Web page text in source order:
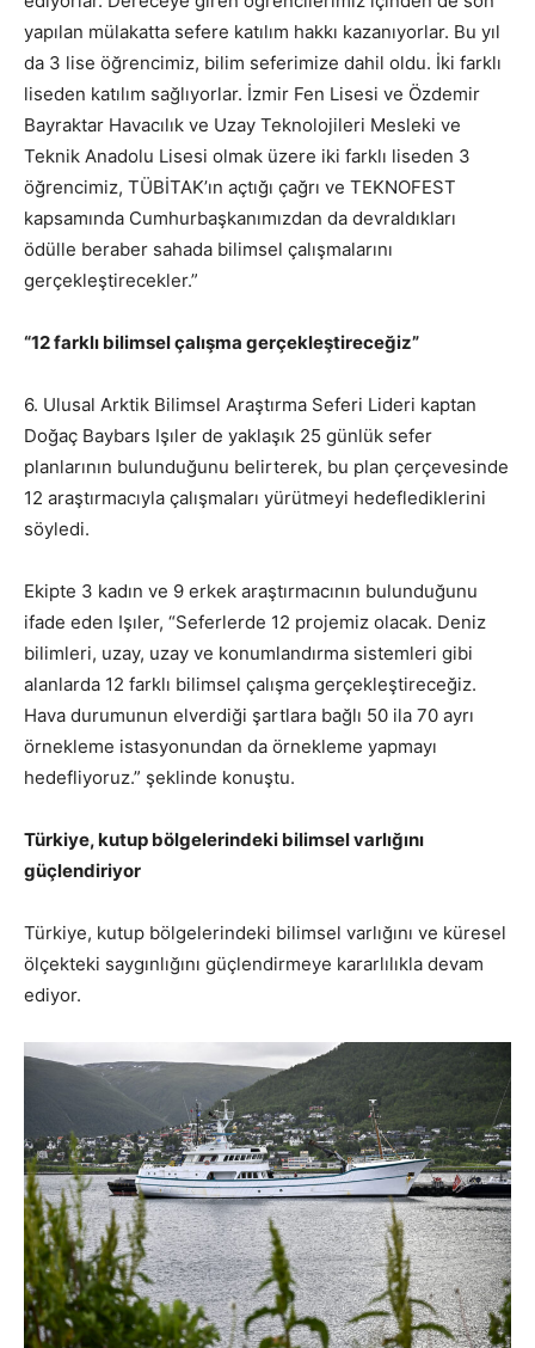
yapılan mülakatta sefere katılım hakkı kazanıyorlar. Bu yıl
da 3 lise öğrencimiz, bilim seferimize dahil oldu. İki farklı
liseden katılım sağlıyorlar. İzmir Fen Lisesi ve Özdemir
Bayraktar Havacılık ve Uzay Teknolojileri Mesleki ve
Teknik Anadolu Lisesi olmak üzere iki farklı liseden 3
öğrencimiz, TÜBİTAK’ın açtığı çağrı ve TEKNOFEST
kapsamında Cumhurbaşkanımızdan da devraldıkları
ödülle beraber sahada bilimsel çalışmalarını
gerçekleştirecekler.”
“12 farklı bilimsel çalışma gerçekleştireceğiz”
6. Ulusal Arktik Bilimsel Araştırma Seferi Lideri kaptan
Doğaç Baybars Işıler de yaklaşık 25 günlük sefer
planlarının bulunduğunu belirterek, bu plan çerçevesinde
12 araştırmacıyla çalışmaları yürütmeyi hedeflediklerini
söyledi.
Ekipte 3 kadın ve 9 erkek araştırmacının bulunduğunu
ifade eden Işıler, “Seferlerde 12 projemiz olacak. Deniz
bilimleri, uzay, uzay ve konumlandırma sistemleri gibi
alanlarda 12 farklı bilimsel çalışma gerçekleştireceğiz.
Hava durumunun elverdiği şartlara bağlı 50 ila 70 ayrı
örnekleme istasyonundan da örnekleme yapmayı
hedefliyoruz.” şeklinde konuştu.
Türkiye, kutup bölgelerindeki bilimsel varlığını
güçlendiriyor
Türkiye, kutup bölgelerindeki bilimsel varlığını ve küresel
ölçekteki saygınlığını güçlendirmeye kararlılıkla devam
ediyor.